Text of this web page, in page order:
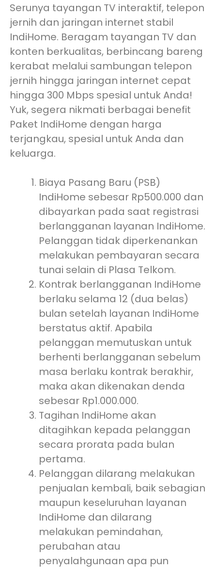
Serunya tayangan TV interaktif, telepon
jernih dan jaringan internet stabil
IndiHome. Beragam tayangan TV dan
konten berkualitas, berbincang bareng
kerabat melalui sambungan telepon
jernih hingga jaringan internet cepat
hingga 300 Mbps spesial untuk Anda!
Yuk, segera nikmati berbagai benefit
Paket IndiHome dengan harga
terjangkau, spesial untuk Anda dan
keluarga.
Biaya Pasang Baru (PSB)
IndiHome sebesar Rp500.000 dan
dibayarkan pada saat registrasi
berlangganan layanan IndiHome.
Pelanggan tidak diperkenankan
melakukan pembayaran secara
tunai selain di Plasa Telkom.
Kontrak berlangganan IndiHome
berlaku selama 12 (dua belas)
bulan setelah layanan IndiHome
berstatus aktif. Apabila
pelanggan memutuskan untuk
berhenti berlangganan sebelum
masa berlaku kontrak berakhir,
maka akan dikenakan denda
sebesar Rp1.000.000.
Tagihan IndiHome akan
ditagihkan kepada pelanggan
secara prorata pada bulan
pertama.
Pelanggan dilarang melakukan
penjualan kembali, baik sebagian
maupun keseluruhan layanan
IndiHome dan dilarang
melakukan pemindahan,
perubahan atau
penyalahgunaan apa pun